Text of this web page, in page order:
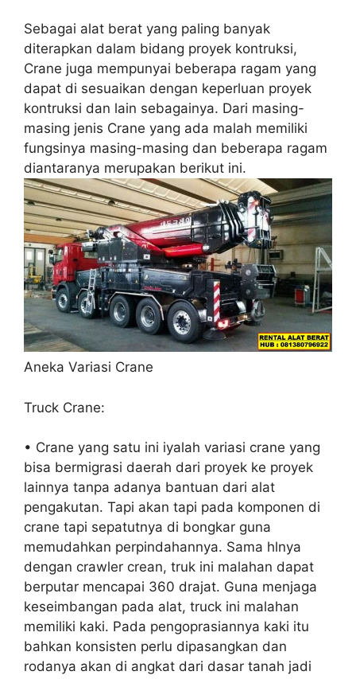
Sebagai alat berat yang paling banyak
diterapkan dalam bidang proyek kontruksi,
Crane juga mempunyai beberapa ragam yang
dapat di sesuaikan dengan keperluan proyek
kontruksi dan lain sebagainya. Dari masing-
masing jenis Crane yang ada malah memiliki
fungsinya masing-masing dan beberapa ragam
diantaranya merupakan berikut ini.
Aneka Variasi Crane
Truck Crane:
• Crane yang satu ini iyalah variasi crane yang
bisa bermigrasi daerah dari proyek ke proyek
lainnya tanpa adanya bantuan dari alat
pengakutan. Tapi akan tapi pada komponen di
crane tapi sepatutnya di bongkar guna
memudahkan perpindahannya. Sama hlnya
dengan crawler crean, truk ini malahan dapat
berputar mencapai 360 drajat. Guna menjaga
keseimbangan pada alat, truck ini malahan
memiliki kaki. Pada pengoprasiannya kaki itu
bahkan konsisten perlu dipasangkan dan
rodanya akan di angkat dari dasar tanah jadi